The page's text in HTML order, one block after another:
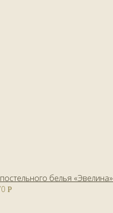
белья «Эвелина»
Р